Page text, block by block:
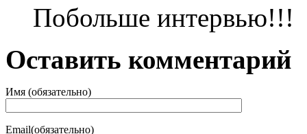
Побольше интервью!!!
Оставить комментарий
Имя (обязательно)
Email(обязательно)